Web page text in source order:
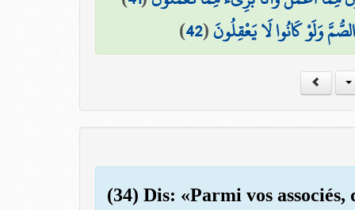
وَلَوْ كَانُوا لَا يَعْقِلُونَ(
42
)
(34) Dis: «Parmi vos